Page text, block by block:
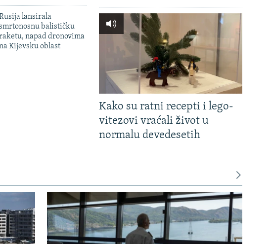
lansirala
balističku
napad dronovima
Kijevsku oblast
Kako su ratni recepti i lego-
vitezovi vraćali život u
normalu devedesetih